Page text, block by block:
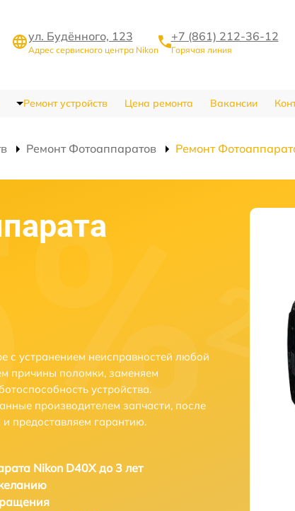
ул. Будённого, 123
Адрес сервисного центра Nikon
+7 (861) 212-36-12
Горячая линия
Ремонт устройств Цена ремонта Вакансии
Ремонт Фотоаппаратов Ремонт
с устранением неисправностей любой
причины поломки, заменяем
устройства.
производителем запчасти, после
предоставляем гарантию.
Nikon D40X до 3 лет